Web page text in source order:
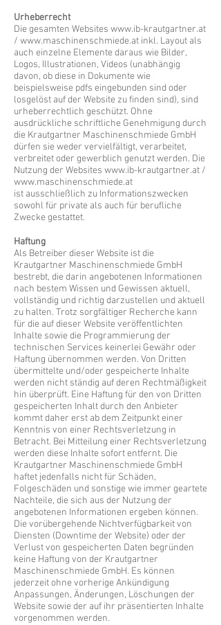
Urheberrecht
Die gesamten Websites www.ib-krautgartner.at
/ www.maschinenschmiede.at inkl. Layout als
auch einzelne Elemente daraus wie Bilder,
Logos, Illustrationen, Videos (unabhängig
davon, ob diese in Dokumente wie
beispielsweise pdfs eingebunden sind oder
losgelöst auf der Website zu finden sind), sind
urheberrechtlich geschützt. Ohne
ausdrückliche schriftliche Genehmigung durch
die Krautgartner Maschinenschmiede GmbH
dürfen sie weder vervielfältigt, verarbeitet,
verbreitet oder gewerblich genutzt werden. Die
Nutzung der Websites www.ib-krautgartner.at /
www.maschinenschmiede.at
ist ausschließlich zu Informationszwecken
sowohl für private als auch für berufliche
Zwecke gestattet.
Haftung
Als Betreiber dieser Website ist die
Krautgartner Maschinenschmiede GmbH
bestrebt, die darin angebotenen Informationen
nach bestem Wissen und Gewissen aktuell,
vollständig und richtig darzustellen und aktuell
zu halten. Trotz sorgfältiger Recherche kann
für die auf dieser Website veröffentlichten
Inhalte sowie die Programmierung der
technischen Services keinerlei Gewähr oder
Haftung übernommen werden. Von Dritten
übermittelte und/oder gespeicherte Inhalte
werden nicht ständig auf deren Rechtmäßigkeit
hin überprüft. Eine Haftung für den von Dritten
gespeicherten Inhalt durch den Anbieter
kommt daher erst ab dem Zeitpunkt einer
Kenntnis von einer Rechtsverletzung in
Betracht. Bei Mitteilung einer Rechtsverletzung
werden diese Inhalte sofort entfernt. Die
Krautgartner Maschinenschmiede GmbH
haftet jedenfalls nicht für Schäden,
Folgeschäden und sonstige wie immer geartete
Nachteile, die sich aus der Nutzung der
angebotenen Informationen ergeben können.
Die vorübergehende Nichtverfügbarkeit von
Diensten (Downtime der Website) oder der
Verlust von gespeicherten Daten begründen
keine Haftung von der Krautgartner
Maschinenschmiede GmbH. Es können
jederzeit ohne vorherige Ankündigung
Anpassungen, Änderungen, Löschungen der
Website sowie der auf ihr präsentierten Inhalte
vorgenommen werden.